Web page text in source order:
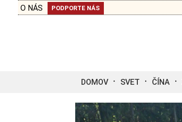
O NÁS PODPORTE NÁS
DOMOV SVET ČÍNA